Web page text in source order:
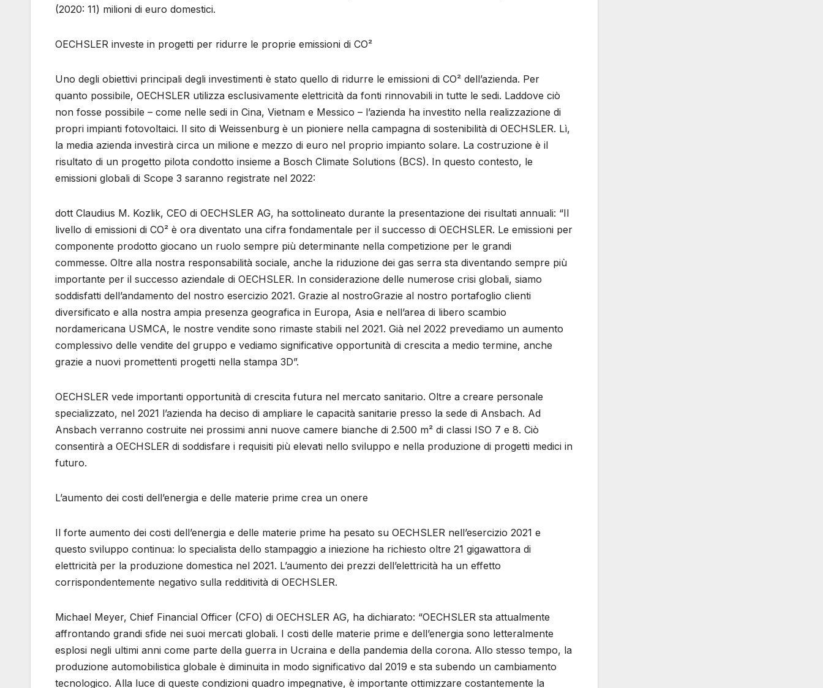
(2020: 11) milioni di euro domestici.
OECHSLER investe in progetti per ridurre le proprie emissioni di CO²
Uno degli obiettivi principali degli investimenti è stato quello di ridurre le emissioni di CO² dell’azienda. Per
quanto possibile, OECHSLER utilizza esclusivamente elettricità da fonti rinnovabili in tutte le sedi. Laddove ciò
non fosse possibile – come nelle sedi in Cina, Vietnam e Messico – l’azienda ha investito nella realizzazione di
propri impianti fotovoltaici. Il sito di Weissenburg è un pioniere nella campagna di sostenibilità di OECHSLER. Lì,
la media azienda investirà circa un milione e mezzo di euro nel proprio impianto solare. La costruzione è il
risultato di un progetto pilota condotto insieme a Bosch Climate Solutions (BCS). In questo contesto, le
emissioni globali di Scope 3 saranno registrate nel 2022:
dott Claudius M. Kozlik, CEO di OECHSLER AG, ha sottolineato durante la presentazione dei risultati annuali: “Il
livello di emissioni di CO² è ora diventato una cifra fondamentale per il successo di OECHSLER. Le emissioni per
componente prodotto giocano un ruolo sempre più determinante nella competizione per le grandi
commesse. Oltre alla nostra responsabilità sociale, anche la riduzione dei gas serra sta diventando sempre più
importante per il successo aziendale di OECHSLER. In considerazione delle numerose crisi globali, siamo
soddisfatti dell’andamento del nostro esercizio 2021. Grazie al nostroGrazie al nostro portafoglio clienti
diversificato e alla nostra ampia presenza geografica in Europa, Asia e nell’area di libero scambio
nordamericana USMCA, le nostre vendite sono rimaste stabili nel 2021. Già nel 2022 prevediamo un aumento
complessivo delle vendite del gruppo e vediamo significative opportunità di crescita a medio termine, anche
grazie a nuovi promettenti progetti nella stampa 3D”.
OECHSLER vede importanti opportunità di crescita futura nel mercato sanitario. Oltre a creare personale
specializzato, nel 2021 l’azienda ha deciso di ampliare le capacità sanitarie presso la sede di Ansbach. Ad
Ansbach verranno costruite nei prossimi anni nuove camere bianche di 2.500 m² di classi ISO 7 e 8. Ciò
consentirà a OECHSLER di soddisfare i requisiti più elevati nello sviluppo e nella produzione di progetti medici in
futuro.
L’aumento dei costi dell’energia e delle materie prime crea un onere
Il forte aumento dei costi dell’energia e delle materie prime ha pesato su OECHSLER nell’esercizio 2021 e
questo sviluppo continua: lo specialista dello stampaggio a iniezione ha richiesto oltre 21 gigawattora di
elettricità per la produzione domestica nel 2021. L’aumento dei prezzi dell’elettricità ha un effetto
corrispondentemente negativo sulla redditività di OECHSLER.
Michael Meyer, Chief Financial Officer (CFO) di OECHSLER AG, ha dichiarato: “OECHSLER sta attualmente
affrontando grandi sfide nei suoi mercati globali. I costi delle materie prime e dell’energia sono letteralmente
esplosi negli ultimi anni come parte della guerra in Ucraina e della pandemia della corona. Allo stesso tempo, la
produzione automobilistica globale è diminuita in modo significativo dal 2019 e sta subendo un cambiamento
tecnologico. Alla luce di queste condizioni quadro impegnative, è importante ottimizzare costantemente la